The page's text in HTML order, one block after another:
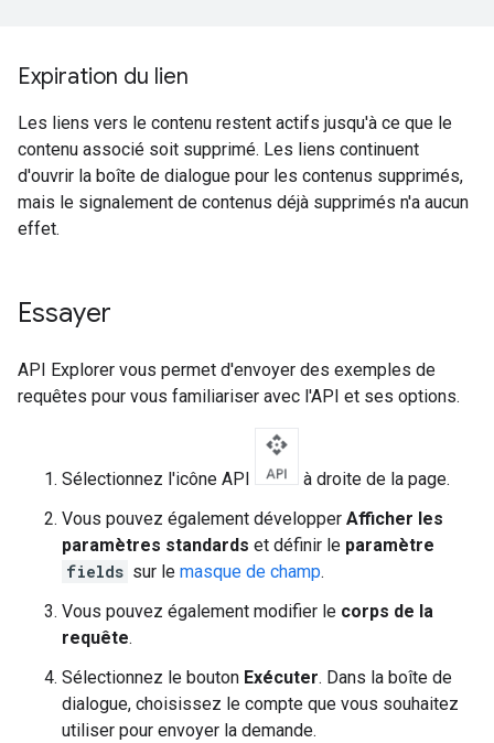
Expiration du lien
Les liens vers le contenu restent actifs jusqu'à ce que le
contenu associé soit supprimé. Les liens continuent
d'ouvrir la boîte de dialogue pour les contenus supprimés,
mais le signalement de contenus déjà supprimés n'a aucun
effet.
Essayer
API Explorer vous permet d'envoyer des exemples de
requêtes pour vous familiariser avec l'API et ses options.
Sélectionnez l'icône API
à droite de la page.
Vous pouvez également développer Afficher les
paramètres standards et définir le paramètre
fields sur le masque de champ.
Vous pouvez également modifier le corps de la
requête.
Sélectionnez le bouton Exécuter. Dans la boîte de
dialogue, choisissez le compte que vous souhaitez
utiliser pour envoyer la demande.